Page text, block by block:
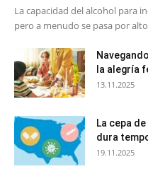
La capacidad del alcohol para
pero a menudo se pasa por
la alegría
13.11.2025
La cepa
dura
19.11.2025